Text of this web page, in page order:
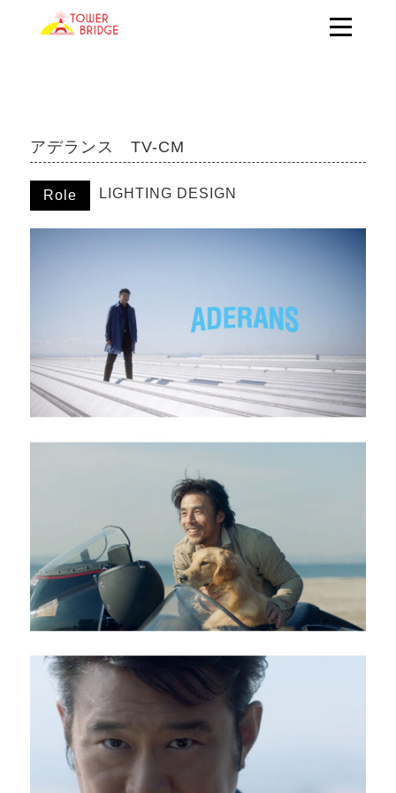
アデランス TV-CM
Role LIGHTING DESIGN